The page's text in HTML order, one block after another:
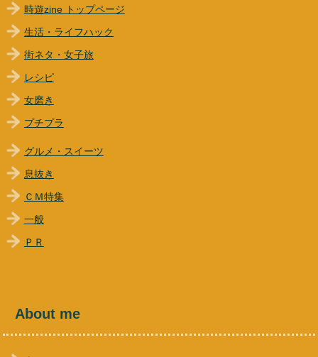
時遊zine トップページ
生活・ライフハック
街ネタ・女子旅
レシピ
女磨き
プチプラ
グルメ・スイーツ
息抜き
ＣＭ特集
一般
ＰＲ
About me